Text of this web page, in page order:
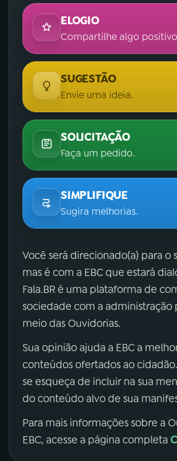
ELOGIO
Compartilhe algo
SUGESTÃO
Envie uma ideia.
SOLICITAÇÃO
Faça um pedido.
SIMPLIFIQUE
Sugira melhorias.
Você será direcionado(a) para o
mas é com a EBC que estará
Fala.BR é uma plataforma de
sociedade com a administração
meio das Ouvidorias.
Sua opinião ajuda a EBC a
conteúdos ofertados ao
se esqueça de incluir na sua
do conteúdo alvo de sua
Para mais informações sobre a
EBC, acesse a página completa